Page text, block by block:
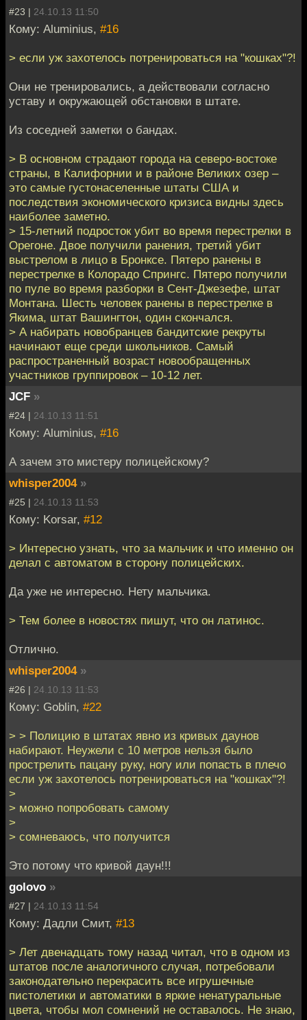
#23 | 24.10.13 11:50
Кому: Aluminius, #16
> если уж захотелось потренироваться на "кошках"?!
Они не тренировались, а действовали согласно
уставу и окружающей обстановки в штате.
Из соседней заметки о бандах.
> В основном страдают города на северо-востоке
страны, в Калифорнии и в районе Великих озер –
это самые густонаселенные штаты США и
последствия экономического кризиса видны здесь
наиболее заметно.
> 15-летний подросток убит во время перестрелки в
Орегоне. Двое получили ранения, третий убит
выстрелом в лицо в Бронксе. Пятеро ранены в
перестрелке в Колорадо Спрингс. Пятеро получили
по пуле во время разборки в Сент-Джезефе, штат
Монтана. Шесть человек ранены в перестрелке в
Якима, штат Вашингтон, один скончался.
> А набирать новобранцев бандитские рекруты
начинают еще среди школьников. Самый
распространенный возраст новообращенных
участников группировок – 10-12 лет.
JCF »
#24 | 24.10.13 11:51
Кому: Aluminius, #16
А зачем это мистеру полицейскому?
whisper2004 »
#25 | 24.10.13 11:53
Кому: Korsar, #12
> Интересно узнать, что за мальчик и что именно он
делал с автоматом в сторону полицейских.
Да уже не интересно. Нету мальчика.
> Тем более в новостях пишут, что он латинос.
Отлично.
whisper2004 »
#26 | 24.10.13 11:53
Кому: Goblin, #22
> > Полицию в штатах явно из кривых даунов
набирают. Неужели с 10 метров нельзя было
прострелить пацану руку, ногу или попасть в плечо
если уж захотелось потренироваться на "кошках"?!
>
> можно попробовать самому
>
> сомневаюсь, что получится
Это потому что кривой даун!!!
golovo »
#27 | 24.10.13 11:54
Кому: Дадли Смит, #13
> Лет двенадцать тому назад читал, что в одном из
штатов после аналогичного случая, потребовали
законодательно перекрасить все игрушечные
пистолетики и автоматики в яркие ненатуральные
цвета, чтобы мол сомнений не оставалось. Не знаю,